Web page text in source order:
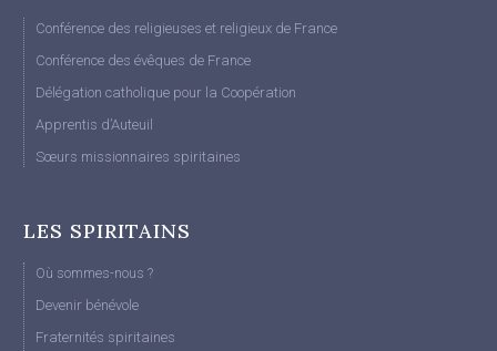
Conférence des religieuses et religieux de France
Conférence des évêques de France
Délégation catholique pour la Coopération
Apprentis d’Auteuil
Sœurs missionnaires spiritaines
LES SPIRITAINS
Où sommes-nous ?
Devenir bénévole
Fraternités spiritaines